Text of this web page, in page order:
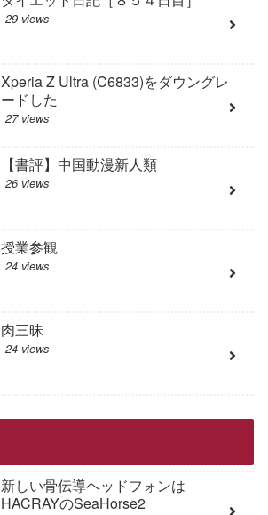
29 views
Xperia Z Ultra (C6833)をダウングレ
ードした
27 views
【書評】中国動漫新人類
26 views
授業参観
24 views
肉三昧
24 views
新しい骨伝導ヘッドフォンは
HACRAYのSeaHorse2